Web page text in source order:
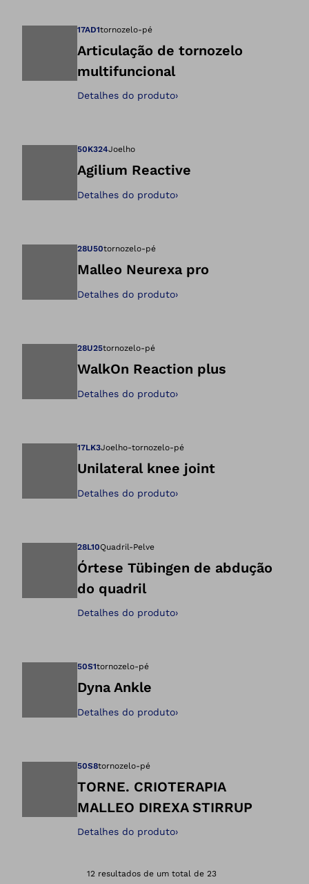
Abre a imagem
17AD1tornozelo-pé
Articulação de tornozelo
multifuncional
Detalhes do produto›
50K324Joelho
Agilium Reactive
Detalhes do produto›
28U50tornozelo-pé
Malleo Neurexa pro
Detalhes do produto›
28U25tornozelo-pé
WalkOn Reaction plus
Detalhes do produto›
17LK3Joelho-tornozelo-pé
Unilateral knee joint
Detalhes do produto›
Abre a imagem
28L10Quadril-Pelve
Órtese Tübingen de abdução
do quadril
Detalhes do produto›
50S1tornozelo-pé
Dyna Ankle
Detalhes do produto›
Abre a imagem
50S8tornozelo-pé
TORNE. CRIOTERAPIA
MALLEO DIREXA STIRRUP
Detalhes do produto›
12 resultados de um total de 23